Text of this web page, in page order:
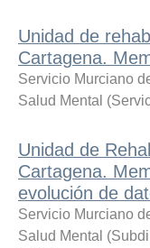
Unidad de
Cartagena.
Servicio Murciano
Salud Mental (
Unidad de
Cartagena.
evolución de
Servicio Murciano
Salud Mental (